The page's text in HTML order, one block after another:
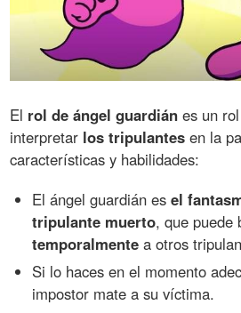
El rol de ángel guardián es un
interpretar los tripulantes en la
características y habilidades:
El ángel guardián esel
tripulante muerto, que puede
temporalmente a otros
Si lo haces en el momento
impostor mate a su víctima.